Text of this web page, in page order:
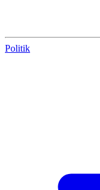
Politik